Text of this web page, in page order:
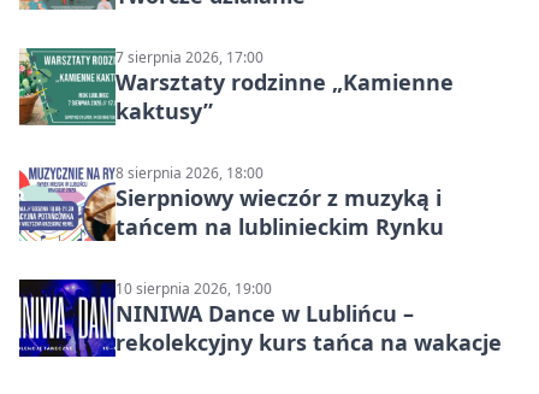
7 sierpnia 2026, 17:00
Warsztaty rodzinne „Kamienne
kaktusy”
8 sierpnia 2026, 18:00
Sierpniowy wieczór z muzyką i
tańcem na lublinieckim Rynku
10 sierpnia 2026, 19:00
NINIWA Dance w Lublińcu –
rekolekcyjny kurs tańca na wakacje